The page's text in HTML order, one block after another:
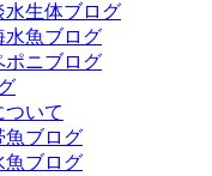
水生体ブログ
水魚ブログ
ポニブログ
ついて
魚ブログ
魚ブログ